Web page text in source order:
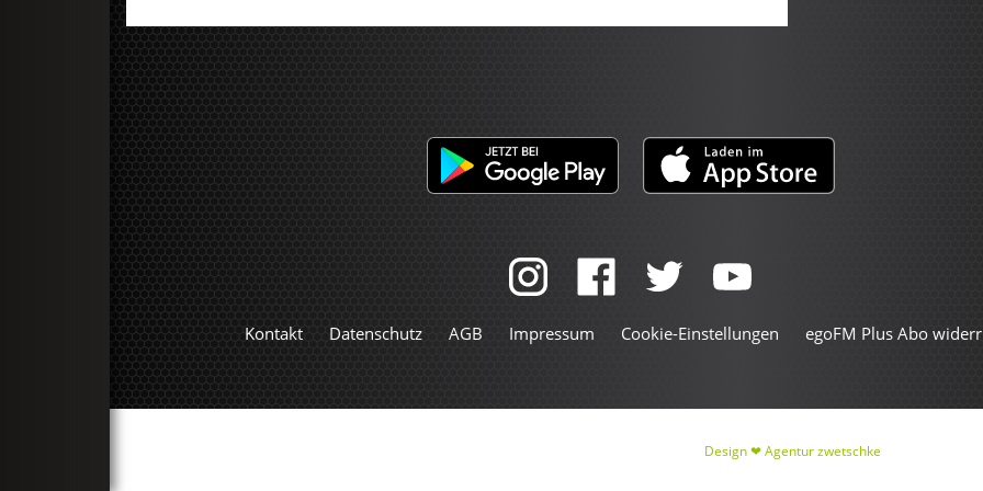
Kontakt Datenschutz AGB Impressum Cookie-Einstellungen egoFM Plus Abo
Design ❤Agentur zwetschke